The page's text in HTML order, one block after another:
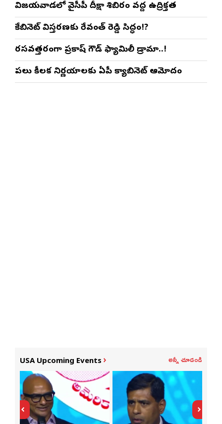
విజయవాడలో వైసీపీ దీక్షా శిబిరం వద్ద ఉద్రిక్తత
కేబినెట్ విస్తరణకు రేవంత్ రెడ్డి సిద్ధం!?
రసవత్తరంగా ప్రకాష్ గౌడ్ ఫ్యామిలీ డ్రామా..!
పలు కీలక నిర్ణయాలకు ఏపీ క్యాబినెట్ ఆమోదం
USA Upcoming Events అన్నీ చూడండి